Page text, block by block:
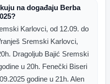
na događaju Berba
Karlovci, od 12.09. do
Sremski Karlovci,
Dragoljub Bajić Sremski
u 20h. Fenečki Biseri
godine u 21h. Alen